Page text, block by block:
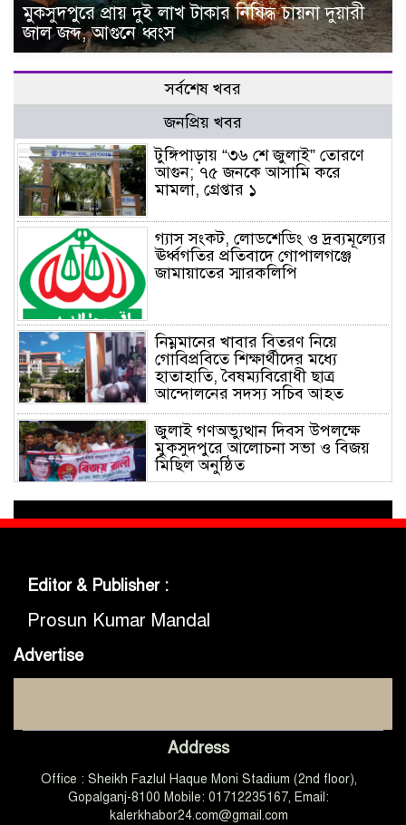
মুকসুদপুরে প্রায় দুই লাখ টাকার নিষিদ্ধ চায়না দুয়ারী
জাল জব্দ, আগুনে ধ্বংস
সর্বশেষ খবর
জনপ্রিয় খবর
টুঙ্গিপাড়ায় “৩৬ শে জুলাই” তোরণে
আগুন; ৭৫ জনকে আসামি করে
মামলা, গ্রেপ্তার ১
গ্যাস সংকট, লোডশেডিং ও দ্রব্যমূল্যের
ঊর্ধ্বগতির প্রতিবাদে গোপালগঞ্জে
জামায়াতের স্মারকলিপি
নিম্নমানের খাবার বিতরণ নিয়ে
গোবিপ্রবিতে শিক্ষার্থীদের মধ্যে
হাতাহাতি, বৈষম্যবিরোধী ছাত্র
আন্দোলনের সদস্য সচিব আহত
জুলাই গণঅভ্যুত্থান দিবস উপলক্ষে
মুকসুদপুরে আলোচনা সভা ও বিজয়
মিছিল অনুষ্ঠিত
গোবিপ্রবিতে জুলাই গণঅভ্যুত্থান দিবস
উদযাপন
মুকসুদপুরে প্রায় দুই লাখ টাকার
নিষিদ্ধ চায়না দুয়ারী জাল জব্দ, আগুনে
ধ্বংস
মুকসুদপুরে ‘রক্তাক্ত জুলাই’ শীর্ষক
গণতান্ত্রিক ও আধুনিক বাংলাদেশ
গড়তে সবাইকে কাজ করতে হবে
-এমপি ডা. কে এম বাবর
Editor & Publisher :
Prosun Kumar Mandal
Advertise
Address
Office : Sheikh Fazlul Haque Moni Stadium (2nd floor),
Gopalganj-8100 Mobile: 01712235167, Email:
kalerkhabor24.com@gmail.com